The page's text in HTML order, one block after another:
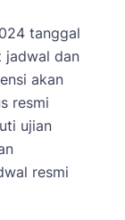
tanggal
jadwal dan
akan
resmi
ujian
resmi